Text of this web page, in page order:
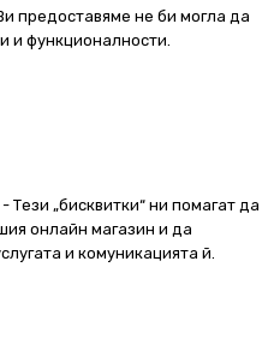
предоставяме не би могла да
и функционалности.
Тези „бисквитки“ ни помагат да
онлайн магазин и да
и комуникацията й.